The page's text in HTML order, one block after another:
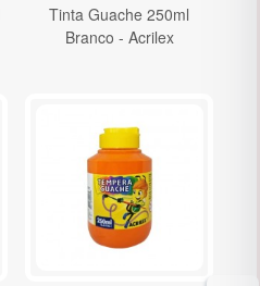
Tinta Guache 250ml
Branco - Acrilex